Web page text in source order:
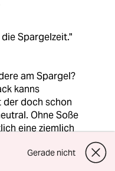
Spargelzeit."
am Spargel?
kanns
der doch schon
Ohne Soße
eine ziemlich
Gerade nicht